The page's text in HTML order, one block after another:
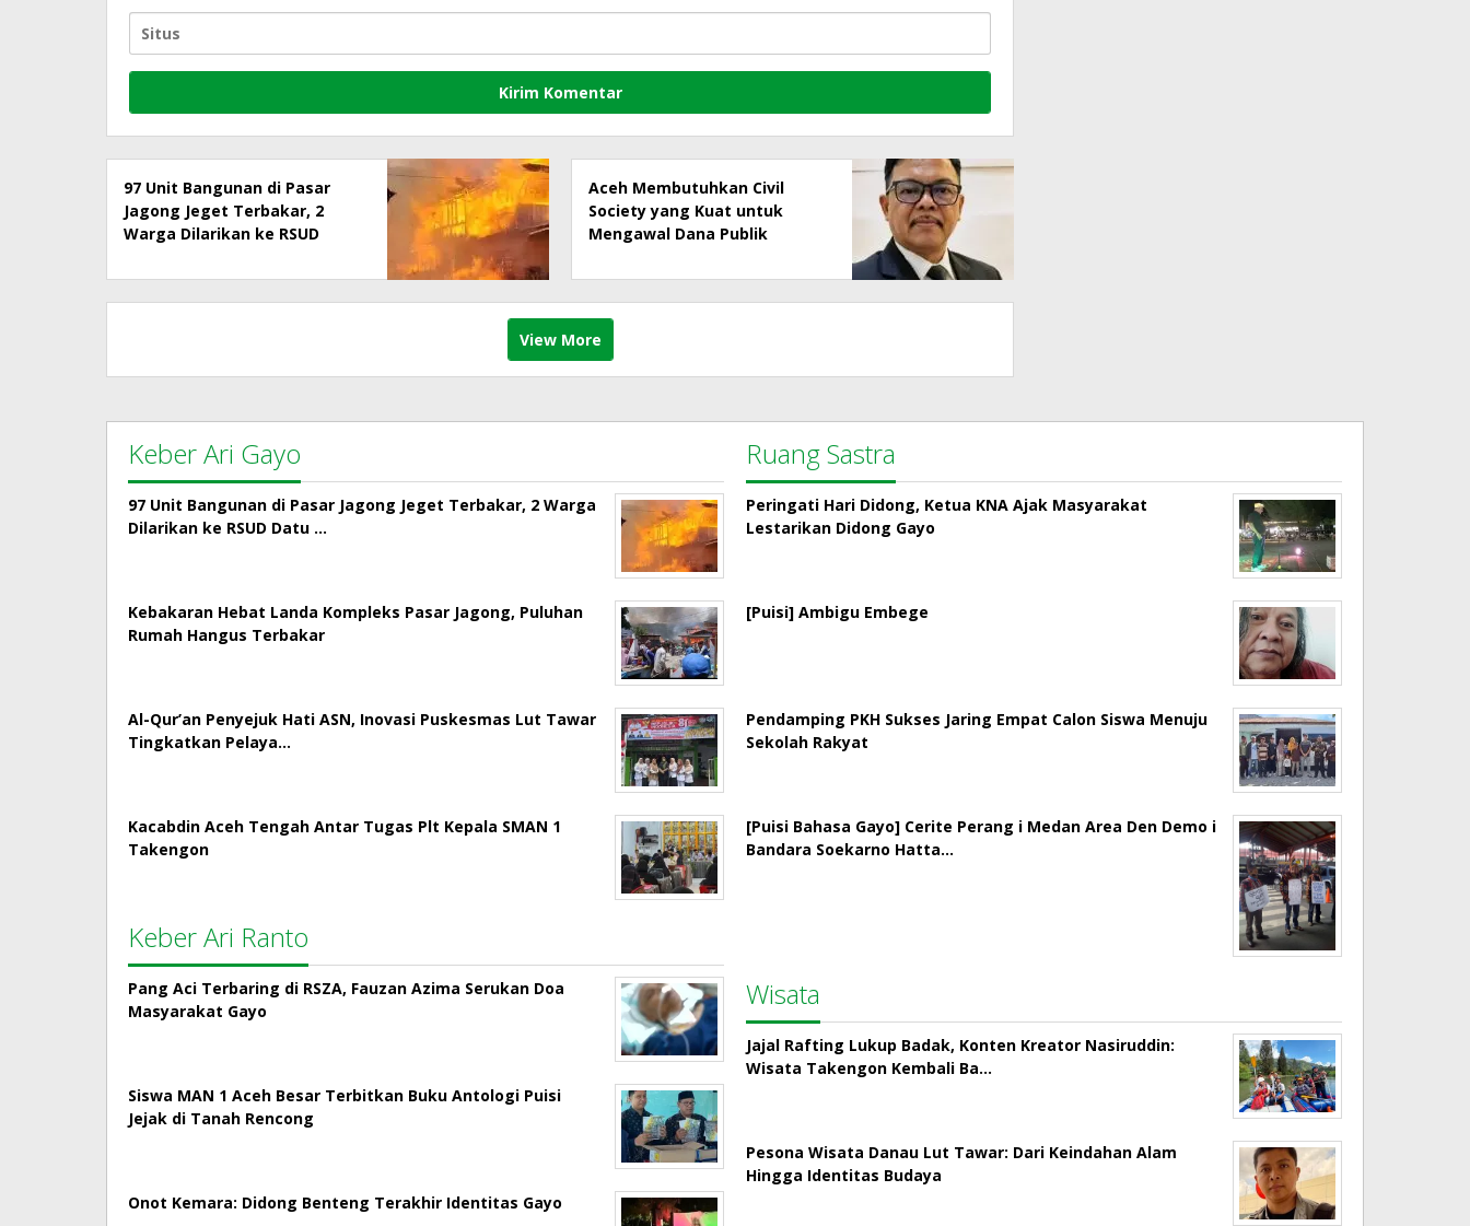
97 Unit Bangunan di Pasar
Jagong Jeget Terbakar, 2
Warga Dilarikan ke RSUD
Aceh Membutuhkan Civil
Society yang Kuat untuk
Mengawal Dana Publik
View More
Keber Ari Gayo
97 Unit Bangunan di Pasar Jagong Jeget Terbakar, 2 Warga
Dilarikan ke RSUD Datu …
Kebakaran Hebat Landa Kompleks Pasar Jagong, Puluhan
Rumah Hangus Terbakar
Al-Qur’an Penyejuk Hati ASN, Inovasi Puskesmas Lut Tawar
Tingkatkan Pelaya…
Kacabdin Aceh Tengah Antar Tugas Plt Kepala SMAN 1
Takengon
Keber Ari Ranto
Pang Aci Terbaring di RSZA, Fauzan Azima Serukan Doa
Masyarakat Gayo
Siswa MAN 1 Aceh Besar Terbitkan Buku Antologi Puisi
Jejak di Tanah Rencong
Onot Kemara: Didong Benteng Terakhir Identitas Gayo
Ruang Sastra
Peringati Hari Didong, Ketua KNA Ajak Masyarakat
Lestarikan Didong Gayo
[Puisi] Ambigu Embege
Pendamping PKH Sukses Jaring Empat Calon Siswa Menuju
Sekolah Rakyat
[Puisi Bahasa Gayo] Cerite Perang i Medan Area Den Demo i
Bandara Soekarno Hatta…
Wisata
Jajal Rafting Lukup Badak, Konten Kreator Nasiruddin:
Wisata Takengon Kembali Ba…
Pesona Wisata Danau Lut Tawar: Dari Keindahan Alam
Hingga Identitas Budaya